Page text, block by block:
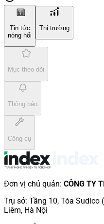
Tin tức
nóng hổi
Thị trường
Mục theo dõi
Thông báo
Công cụ
Đơn vị chủ quản: CÔNG TY
Trụ sở: Tầng 10, Tòa Sudico
Liêm, Hà Nội